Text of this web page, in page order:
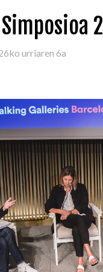
urriaren 6a